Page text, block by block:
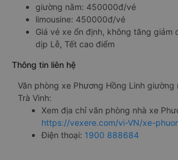
giường nằm: 450000đ/vé
limousine: 450000đ/vé
Giá vé xe ổn định, không tăng giảm
dịp Lễ, Tết cao điểm
Thông tin liên hệ
Văn phòng xe Phương Hồng Linh giường
Trà Vinh:
Xem địa chỉ văn phòng nhà xe
https://vexere.com/vi-VN/xe-
Điện thoại: 1900 888684